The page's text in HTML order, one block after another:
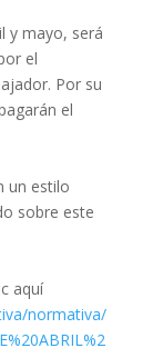
y mayo, será
el
Por su
el
un estilo
sobre este
aquí
normativa/